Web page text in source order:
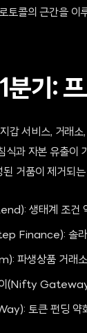
토콜의 근간을 이
기: 프
갑 서비스, 거래소
식과 자본 유출이
거품이 제거되
생태계 조건
Finance): 솔
파생상품 거래
(Nifty
토큰 펀딩 약